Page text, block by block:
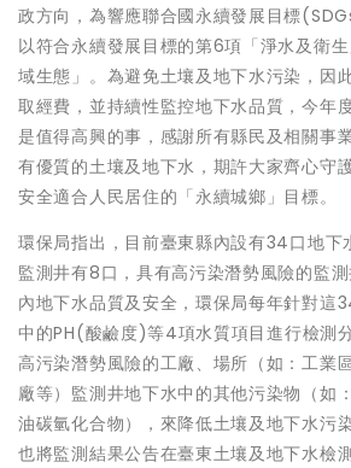
政方向，為響應聯合國永續發展目標
以符合永續發展目標的第6項「淨水及衛
域生態」。為避免土壤及地下水污染，因
取經費，並持續性監控地下水品質，今年
是值得高興的事，感謝所有縣民及相關事
有優質的土壤及地下水，期許大家齊心守
安全適合人民居住的「永續城鄉」目標。
環保局指出，目前臺東縣內設有34口地下
監測井有8口，具有高污染潛勢風險的監
內地下水品質及安全，環保局每年針對這
中的PH(酸鹼度)等4項水質項目進行檢測
高污染潛勢風險的工廠、場所（如：工業
廠等）監測井地下水中的其他污染物（如
油碳氫化合物），來降低土壤及地下水污
也將監測結果公告在臺東土壤及地下水檢